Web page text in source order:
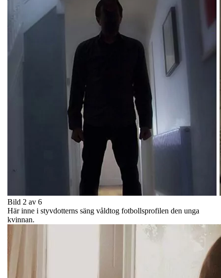
Bild 2 av 6
Här inne i styvdotterns säng våldtog fotbollsprofilen den unga
kvinnan.